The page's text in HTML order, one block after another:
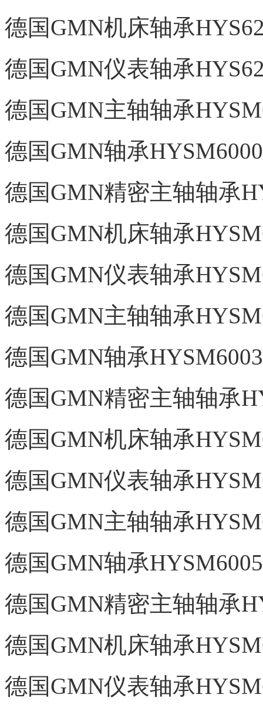
德国GMN机床轴承
德国GMN仪表轴承
德国GMN主轴轴承
德国GMN轴承
德国GMN精密主轴轴承
德国GMN机床轴承
德国GMN仪表轴承
德国GMN主轴轴承
德国GMN轴承
德国GMN精密主轴轴承
德国GMN机床轴承
德国GMN仪表轴承
德国GMN主轴轴承
德国GMN轴承
德国GMN精密主轴轴承
德国GMN机床轴承
德国GMN仪表轴承